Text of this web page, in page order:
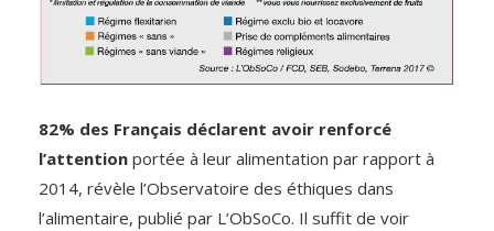
82% des Français déclarent avoir renforcé
l’attention portée à leur alimentation par rapport à
2014, révèle l’Observatoire des éthiques dans
l’alimentaire, publié par L’ObSoCo. Il suffit de voir